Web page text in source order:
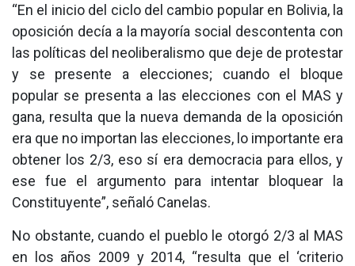
“En el inicio del ciclo del cambio popular en Bolivia, la
oposición decía a la mayoría social descontenta con
las políticas del neoliberalismo que deje de protestar
y se presente a elecciones; cuando el bloque
popular se presenta a las elecciones con el MAS y
gana, resulta que la nueva demanda de la oposición
era que no importan las elecciones, lo importante era
obtener los 2/3, eso sí era democracia para ellos, y
ese fue el argumento para intentar bloquear la
Constituyente”, señaló Canelas.
No obstante, cuando el pueblo le otorgó 2/3 al MAS
en los años 2009 y 2014, “resulta que el ‘criterio